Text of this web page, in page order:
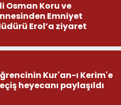
Osman Koru ve
Emniyet
Erol’a ziyaret
Kur'an-ı Kerim'e
heyecanı paylaşıldı